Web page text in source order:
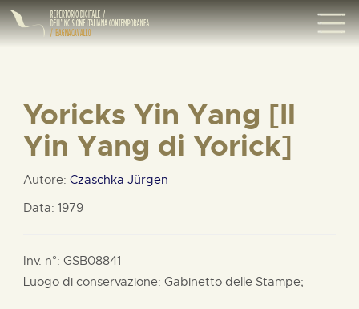
Yoricks Yin Yang [Il
Yin Yang di Yorick]
Autore: Czaschka Jürgen
Data: 1979
Inv. n°: GSB08841
Luogo di conservazione: Gabinetto delle Stampe;